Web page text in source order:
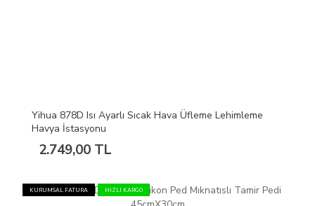
Yihua 878D Isı Ayarlı Sıcak Hava Üfleme Lehimleme
Havya İstasyonu
2.749,00 TL
KURUMSAL FATURA HIZLI KARGO